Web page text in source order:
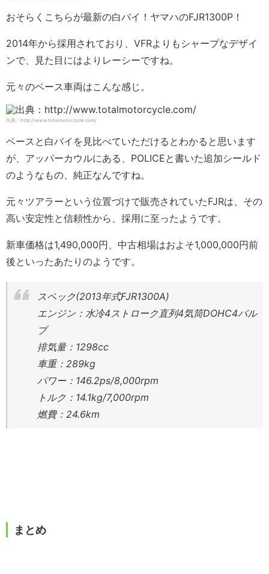
おそらくこちらが最新の白バイ！ヤマハのFJR1300P！
2014年から採用されており、VFRよりもシャープなデザイ
ンで、見た目にはよりレーシーですね。
元々のベース車両はこんな感じ。
出典：http://www.totalmotorcycle.com/
ベースと白バイを見比べていただけるとわかると思います
が、アッパーカウルにある、POLICEと書いた追加シールド
のようなもの、純正なんですね。
元々ツアラーという位置づけで販売されていたFJRは、その
高い安定性と信頼性から、採用に至ったようです。
新車価格は1,490,000円、中古相場はおよそ1,000,000円前
後といったあたりのようです。
スペック(2013年式FJR1300A)
エンジン：水冷4ストローク直列4気筒DOHC4バル
ブ
排気量：1298cc
車重：289kg
パワー：146.2ps/8,000rpm
トルク：14.1kg/7,000rpm
燃費：24.6km
まとめ